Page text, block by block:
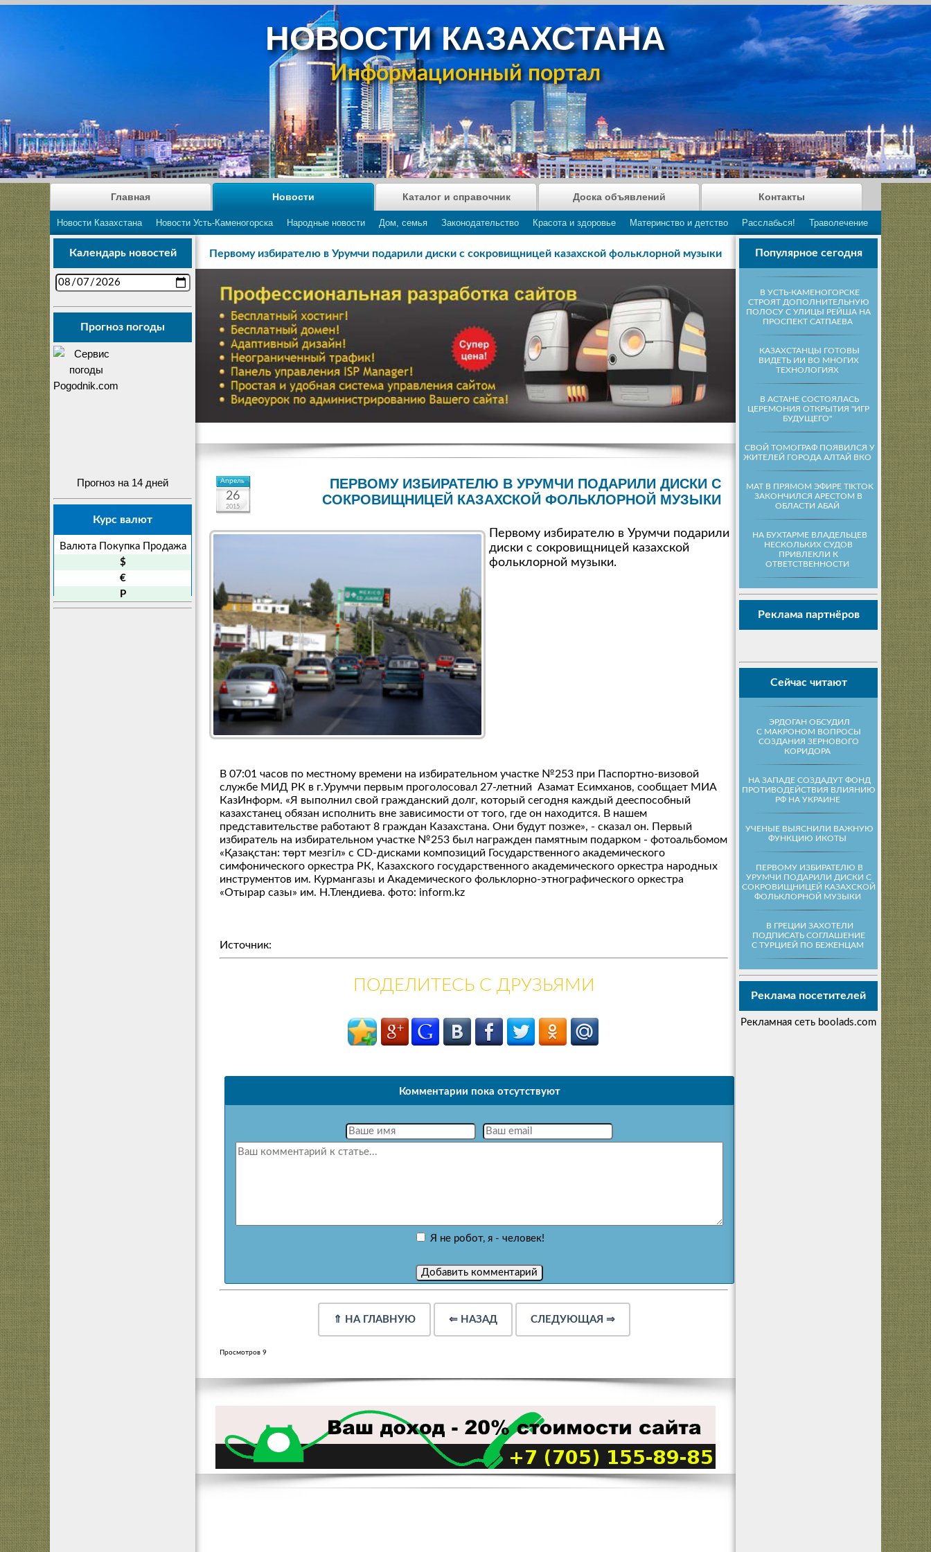
НОВОСТИ КАЗАХСТАНА
Информационный портал
Главная Новости
Новости Казахстана Новости Усть-Каменогорска Народные новости Дом, семья Законодательство Красота и здоровье Материнство и детство Расслабься! Траволечение
Каталог и справочник Доска объявлений Контакты
Популярное сегодня
В УСТЬ-КАМЕНОГОРСКЕ
СТРОЯТ ДОПОЛНИТЕЛЬНУЮ
ПОЛОСУ С УЛИЦЫ РЕЙША НА
ПРОСПЕКТ САТПАЕВА
КАЗАХСТАНЦЫ ГОТОВЫ
ВИДЕТЬ ИИ ВО МНОГИХ
ТЕХНОЛОГИЯХ
В АСТАНЕ СОСТОЯЛАСЬ
ЦЕРЕМОНИЯ ОТКРЫТИЯ "ИГР
БУДУЩЕГО"
СВОЙ ТОМОГРАФ ПОЯВИЛСЯ У
ЖИТЕЛЕЙ ГОРОДА АЛТАЙ ВКО
МАТ В ПРЯМОМ ЭФИРЕ TIKTOK
ЗАКОНЧИЛСЯ АРЕСТОМ В
ОБЛАСТИ АБАЙ
НА БУХТАРМЕ ВЛАДЕЛЬЦЕВ
НЕСКОЛЬКИХ СУДОВ
ПРИВЛЕКЛИ К
ОТВЕТСТВЕННОСТИ
Реклама партнёров
Сейчас читают
ЭРДОГАН ОБСУДИЛ
С МАКРОНОМ ВОПРОСЫ
СОЗДАНИЯ ЗЕРНОВОГО
КОРИДОРА
НА ЗАПАДЕ СОЗДАДУТ ФОНД
ПРОТИВОДЕЙСТВИЯ ВЛИЯНИЮ
РФ НА УКРАИНЕ
УЧЕНЫЕ ВЫЯСНИЛИ ВАЖНУЮ
ФУНКЦИЮ ИКОТЫ
ПЕРВОМУ ИЗБИРАТЕЛЮ В
УРУМЧИ ПОДАРИЛИ ДИСКИ С
СОКРОВИЩНИЦЕЙ КАЗАХСКОЙ
ФОЛЬКЛОРНОЙ МУЗЫКИ
В ГРЕЦИИ ЗАХОТЕЛИ
ПОДПИСАТЬ СОГЛАШЕНИЕ
С ТУРЦИЕЙ ПО БЕЖЕНЦАМ
Реклама посетителей
Рекламная сеть boolads.com
Календарь новостей
Прогноз погоды
Прогноз на 14 дней
Курс валют
Валюта Покупка
Продажа
$
€
P
Первому избирателю в Урумчи подарили диски с сокровищницей казахской фольклорной музыки
Апрель
26
2015
ПЕРВОМУ ИЗБИРАТЕЛЮ В УРУМЧИ ПОДАРИЛИ ДИСКИ С
СОКРОВИЩНИЦЕЙ КАЗАХСКОЙ ФОЛЬКЛОРНОЙ МУЗЫКИ
Первому избирателю в Урумчи подарили
диски с сокровищницей казахской
фольклорной музыки.
В 07:01 часов по местному времени на избирательном участке №253 при Паспортно-визовой
службе МИД РК в г.Урумчи первым проголосовал 27-летний Азамат Есимханов, сообщает МИА
КазИнформ. «Я выполнил свой гражданский долг, который сегодня каждый дееспособный
казахстанец обязан исполнить вне зависимости от того, где он находится. В нашем
представительстве работают 8 граждан Казахстана. Они будут позже», - сказал он. Первый
избиратель на избирательном участке №253 был награжден памятным подарком - фотоальбомом
«Қазақстан: төрт мезгіл» с СD-дисками композиций Государственного академического
симфонического оркестра РК, Казахского государственного академического оркестра народных
инструментов им. Курмангазы и Академического фольклорно-этнографического оркестра
«Отырар сазы» им. Н.Тлендиева. фото: inform.kz
Источник:
ПОДЕЛИТЕСЬ С ДРУЗЬЯМИ
Комментарии пока отсутствуют
Я не робот, я - человек!
⇑ НА ГЛАВНУЮ ⇐ НАЗАД СЛЕДУЮЩАЯ ⇒
Просмотров 9